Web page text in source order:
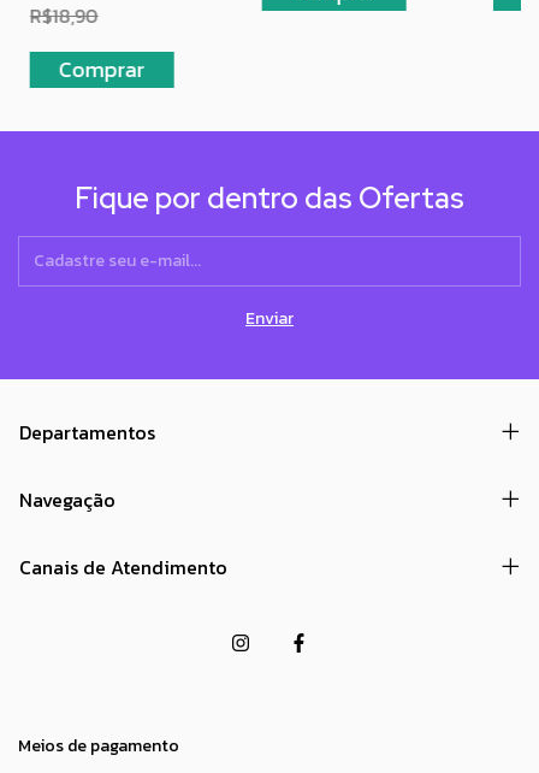
R$18,90
Fique por dentro das Ofertas
Departamentos
Navegação
Canais de Atendimento
Meios de pagamento